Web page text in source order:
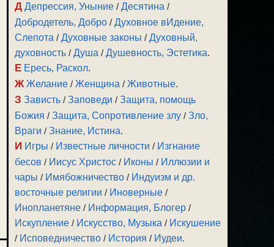
Д Депрессия, Уныние /Десятина /
Добродетель, Добро /Духовное вИдение,
Слепота /Духовные законы /Духовный,
духовность /Душа /Душевность, Эстетика.
Е Ересь, Раскол.
Ж Желание /Женщина /Животные.
З Зависть /Заповеди /Защита, помощь
Божия /Защита, Сопротивление злу /Зло,
Враги /Знание, Истина.
И Игры / Известные личности / Изгнание
бесов / Иисус Христос / Иконы / Иллюзии и
чары / Имябожничество / Индуизм и др.
восточные религии / Иноверные /
Инопланетяне / Информация, Блогер /
Искупление / Искусство, Музыка / Искушение
/ Исповедничество / История / Иудеи.